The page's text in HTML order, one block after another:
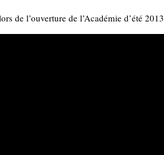
de l’ouverture de l’Académie d’été